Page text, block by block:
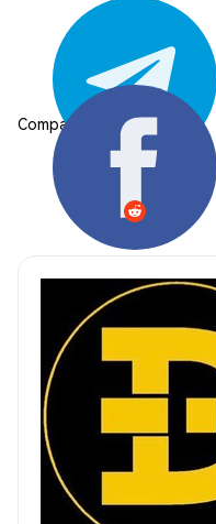
Compartilhar: